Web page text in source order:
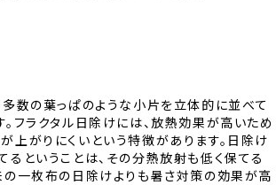
多数の葉っぱのような小片を立体的に並べて
フラクタル日除けには、放熱効果が高いため
上がりにくいという特徴があります。日除け
るということは、その分熱放射も低く保てる
の一枚布の日除けよりも暑さ対策の効果が高